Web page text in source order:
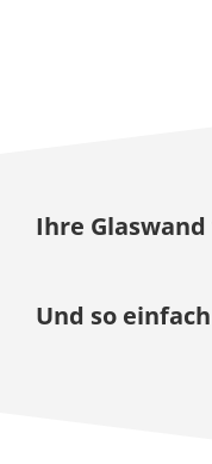
Und so
Ihre